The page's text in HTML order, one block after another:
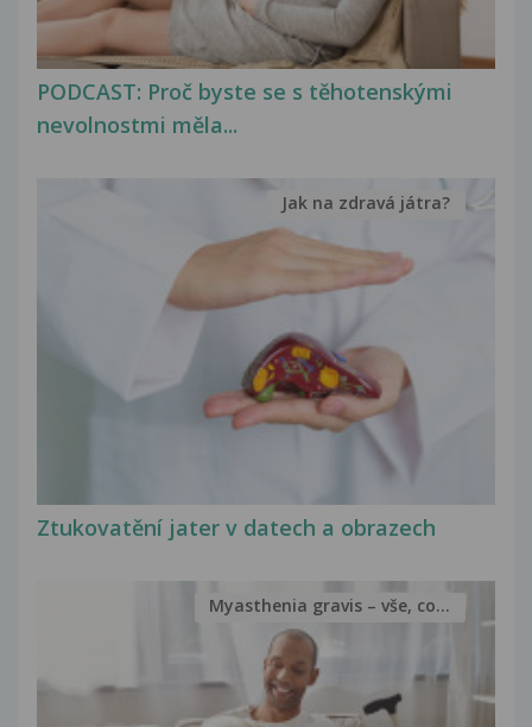
PODCAST: Proč byste se s těhotenskými
nevolnostmi měla...
Ztukovatění jater v datech a obrazech
Jak na zdravá játra?
Myasthenia gravis – vše, co...